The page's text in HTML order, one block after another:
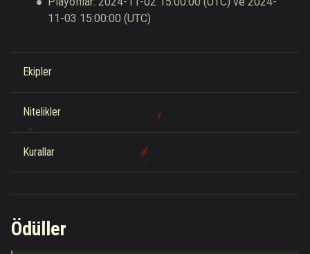
11-03 15:00:00 (UTC)
Ekipler
Nitelikler
Kurallar
Ödüller